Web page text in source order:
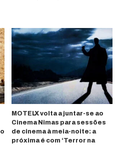
MOTELX volta a juntar-se ao
Cinema Nimas para sessões
de cinema à meia-noite: a
próxima é com ‘Terror na